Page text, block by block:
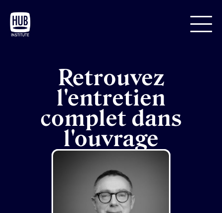
Retrouvez
l'entretien
complet dans
l'ouvrage